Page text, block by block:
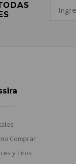
Comprar
y Tiros